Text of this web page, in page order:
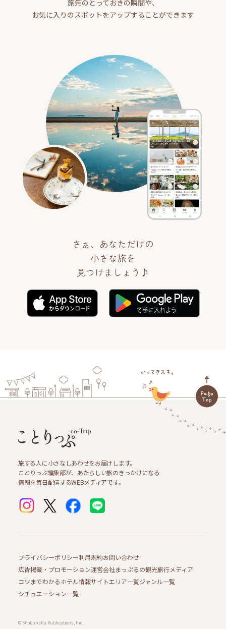
旅先のとっておきの瞬間や、
お気に入りのスポットをアップすることができます
さぁ、あなただけの
小さな旅を
見つけましょう♪
旅する人に小さなしあわせをお届けします。
ことりっぷ編集部が、あたらしい旅のきっかけになる
情報を毎日配信するWEBメディアです。
プライバシーポリシー利用規約お問い合わせ
広告掲載・プロモーション運営会社まっぷるの観光旅行メディア
コツまでわかるホテル情報サイトエリア一覧ジャンル一覧
シチュエーション一覧
© Shobunsha Publications, Inc.